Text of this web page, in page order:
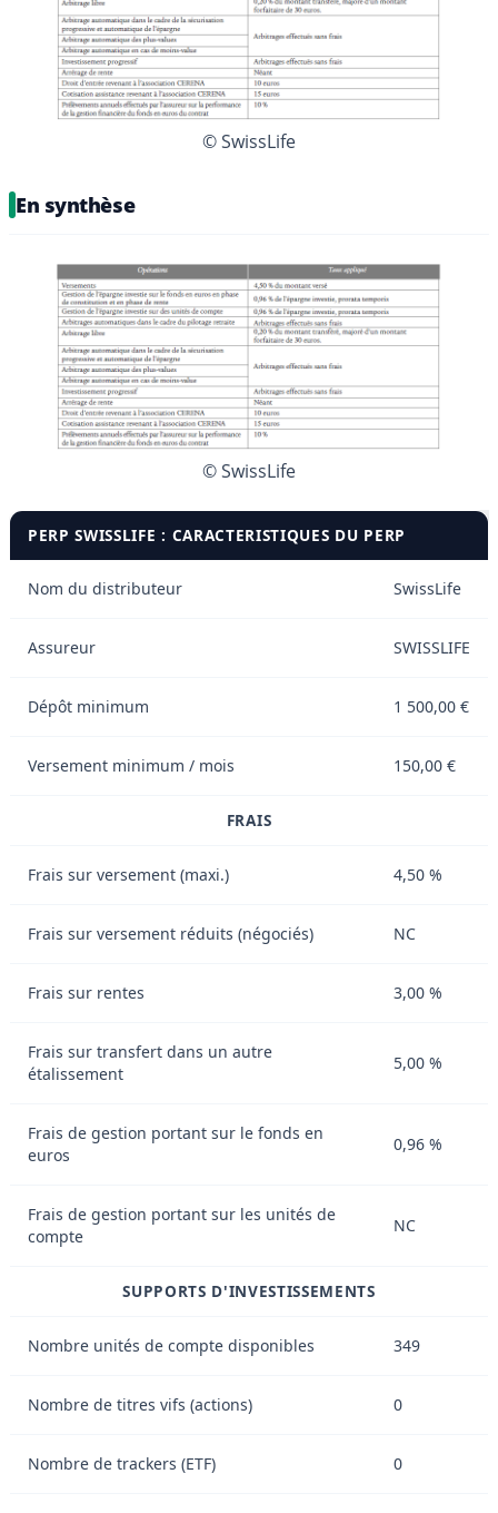
© SwissLife
En synthèse
© SwissLife
PERP SWISSLIFE : CARACTERISTIQUES DU PERP
Nom du distributeur SwissLife
Assureur SWISSLIFE
Dépôt minimum 1 500,00 €
Versement minimum / mois 150,00 €
FRAIS
Frais sur versement (maxi.) 4,50 %
Frais sur versement réduits (négociés) NC
Frais sur rentes 3,00 %
Frais sur transfert dans un autre
étalissement
5,00 %
Frais de gestion portant sur le fonds en
euros
0,96 %
Frais de gestion portant sur les unités de
compte
NC
SUPPORTS D'INVESTISSEMENTS
Nombre unités de compte disponibles 349
Nombre de titres vifs (actions) 0
Nombre de trackers (ETF) 0